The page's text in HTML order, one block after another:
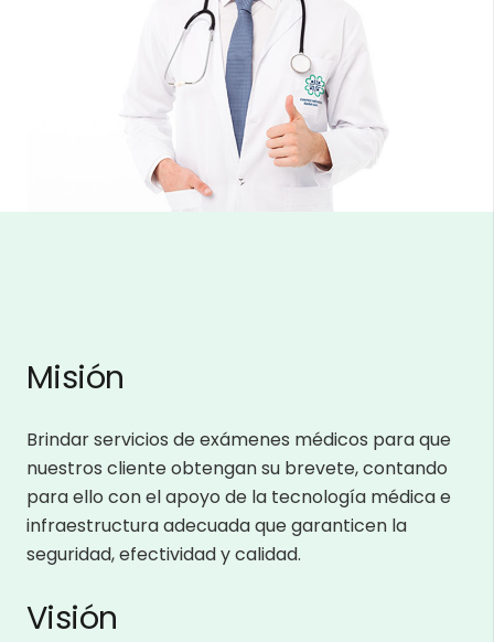
Misión
Brindar servicios de exámenes médicos para que
nuestros cliente obtengan su brevete, contando
para ello con el apoyo de la tecnología médica e
infraestructura adecuada que garanticen la
seguridad, efectividad y calidad.
Visión